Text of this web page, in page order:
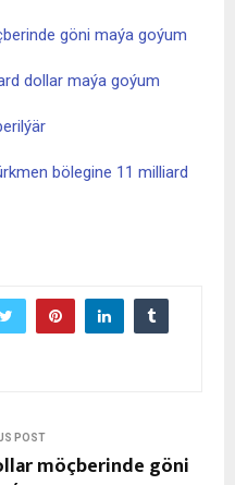
göni maýa goýum
dollar maýa goýum
bölegine 11 milliard
POST
möçberinde göni